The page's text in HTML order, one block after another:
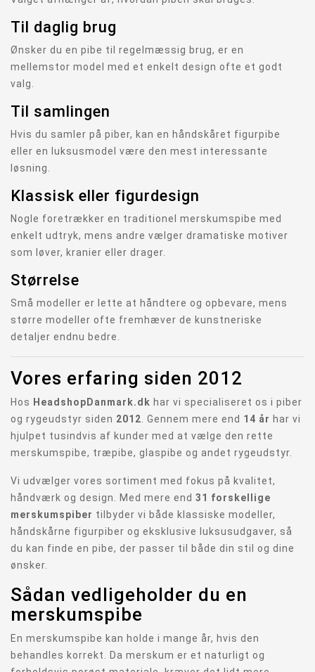
Til daglig brug
Ønsker du en pibe til regelmæssig brug, er en
mellemstor model med et enkelt design ofte et godt
valg.
Til samlingen
Hvis du samler på piber, kan en håndskåret figurpibe
eller en luksusmodel være den mest interessante
løsning.
Klassisk eller figurdesign
Nogle foretrækker en traditionel merskumspibe med
enkelt udtryk, mens andre vælger dramatiske motiver
som løver, kranier eller drager.
Størrelse
Små modeller er lette at håndtere og opbevare, mens
større modeller ofte fremhæver de kunstneriske
detaljer endnu bedre.
Vores erfaring siden 2012
Hos HeadshopDanmark.dk har vi specialiseret os i piber
og rygeudstyr siden 2012 . Gennem mere end 14 år har vi
hjulpet tusindvis af kunder med at vælge den rette
merskumspibe, træpibe, glaspibe og andet rygeudstyr.
Vi udvælger vores sortiment med fokus på kvalitet,
håndværk og design. Med mere end 31 forskellige
merskumspiber tilbyder vi både klassiske modeller,
håndskårne figurpiber og eksklusive luksusudgaver, så
du kan finde en pibe, der passer til både din stil og dine
ønsker.
Sådan vedligeholder du en
merskumspibe
En merskumspibe kan holde i mange år, hvis den
behandles korrekt. Da merskum er et naturligt og